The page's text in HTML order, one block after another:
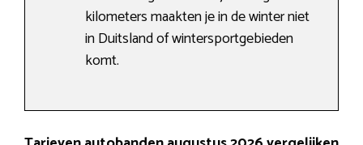
kilometers maakten je in de winter niet
in Duitsland of wintersportgebieden
komt.